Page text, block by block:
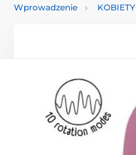
Wprowadzenie KOBIETY